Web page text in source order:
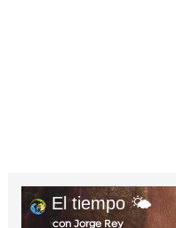
El tiempo 🌤️
con Jorge Rey